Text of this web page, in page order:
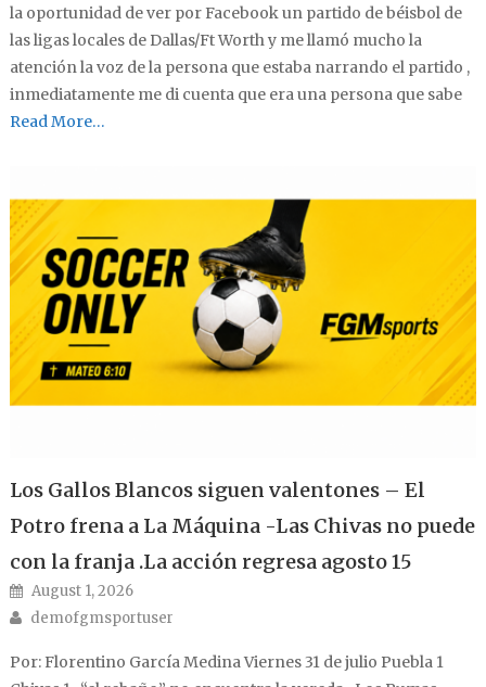
la oportunidad de ver por Facebook un partido de béisbol de
las ligas locales de Dallas/Ft Worth y me llamó mucho la
atención la voz de la persona que estaba narrando el partido ,
inmediatamente me di cuenta que era una persona que sabe
Read More…
Los Gallos Blancos siguen valentones – El
Potro frena a La Máquina -Las Chivas no puede
con la franja .La acción regresa agosto 15
Posted on
August 1, 2026
Author
demofgmsportuser
Por: Florentino García Medina Viernes 31 de julio Puebla 1